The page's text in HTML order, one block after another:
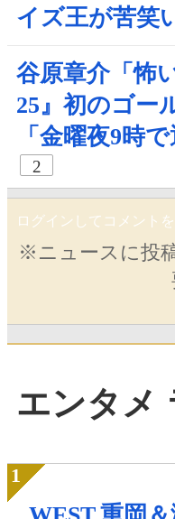
イズ王が苦笑
谷原章介「怖
25』初のゴー
「金曜夜9時
2
ログインしてコメント
※ニュースに投
エンタメ